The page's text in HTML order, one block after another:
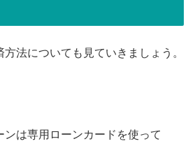
法についても見ていきましょう。
は専用ローンカードを使って